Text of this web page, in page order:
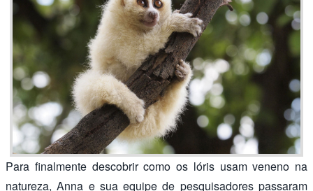
Para finalmente descobrir como os lóris usam veneno na
natureza, Anna e sua equipe de pesquisadores passaram